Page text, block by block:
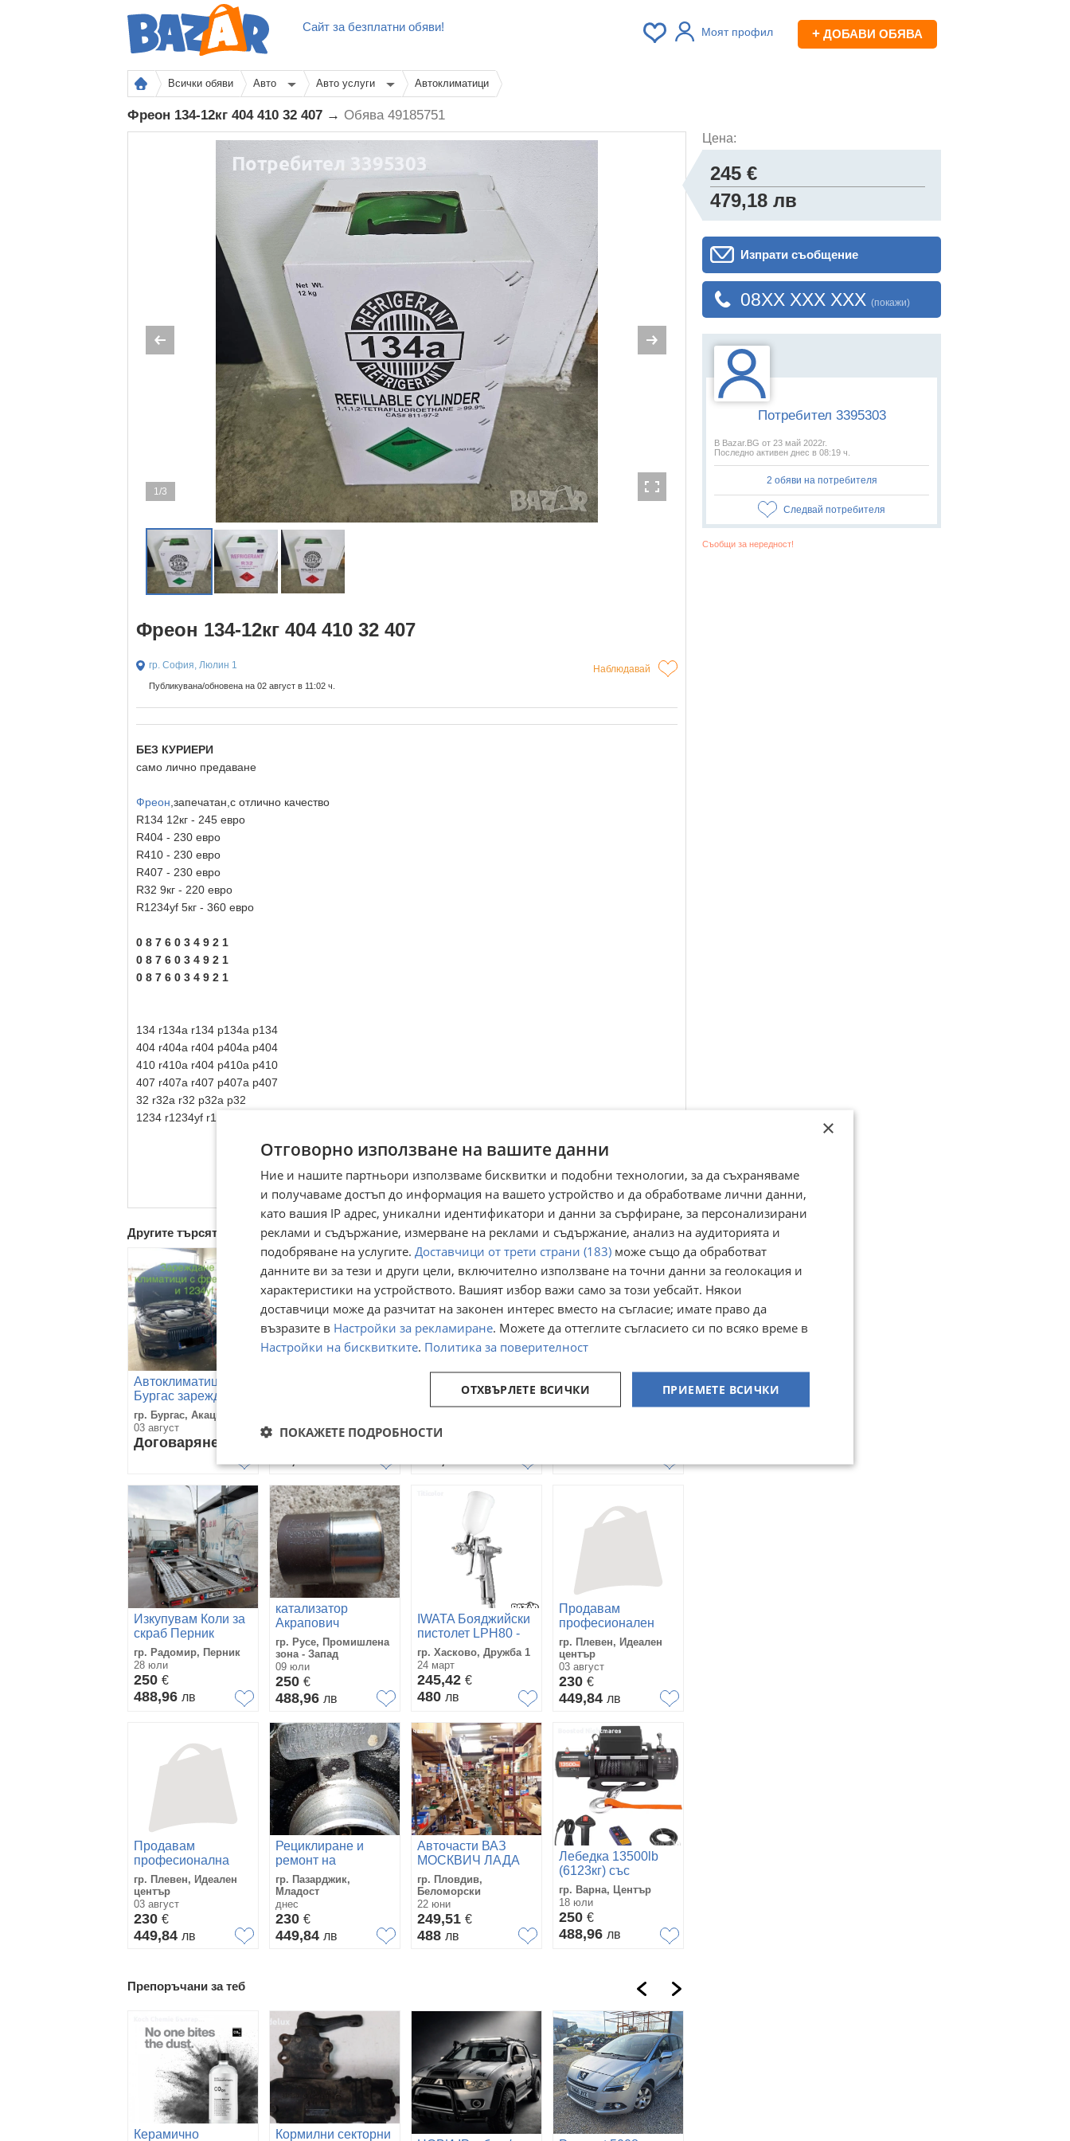
Сайт за безплатни обяви! Моят профил + ДОБАВИ ОБЯВА
Всички обяви Авто Авто услуги Автоклиматици
Фреон 134-12кг 404 410 32 407 → Обява 49185751
1/3
Фреон 134-12кг 404 410 32 407
гр. София, Люлин 1 Наблюдавай
Публикувана/обновена на 02 август в 11:02 ч.
БЕЗ КУРИЕРИ
само лично предаване
Фреон ,запечатан,с отлично качество
R134 12кг - 245 евро
R404 - 230 евро
R410 - 230 евро
R407 - 230 евро
R32 9кг - 220 евро
R1234yf 5кг - 360 евро
0 8 7 6 0 3 4 9 2 1
0 8 7 6 0 3 4 9 2 1
0 8 7 6 0 3 4 9 2 1
134 r134a r134 р134а р134
404 r404a r404 р404а р404
410 r410a r404 р410а р410
407 r407a r407 р407а р407
32 r32a r32 р32а р32
1234 r1234yf r1234 р1234
Преглеждания:6 761
☆
☆
☆
☆
☆
Другите търсят също
Автоклиматици
Бургас зареждане
на фреон 1234yf и
134а
гр. Бургас, Акациите
03 август
Договаряне
01 август
06 юли
за зареждане с
фреон
Изкупувам Коли за
скраб Перник
Радомир и региона
гр. Радомир, Перник
28 юли
250 €
488,96 лв
катализатор
Акрапович
гр. Русе, Промишлена
зона - Запад
09 юли
250 €
488,96 лв
IWATA Бояджийски
пистолет LPH80 -
0.8/1.0/1.2/
гр. Хасково, Дружба 1
24 март
245,42 €
480 лв
Продавам
професионален
екстрактор
комплект
гр. Плевен, Идеален
център
03 август
230 €
449,84 лв
Продавам
професионална
тримоторна
прохосмукачка
комплект
гр. Плевен, Идеален
център
03 август
230 €
449,84 лв
Рециклиране и
ремонт на
турбокомпресори
гр. Пазарджик,
Младост
днес
230 €
449,84 лв
Авточасти ВАЗ
МОСКВИЧ ЛАДА
НИВА И ДРУГИ
гр. Пловдив,
Беломорски
22 юни
249,51 €
488 лв
Лебедка 13500lb
(6123кг) със
синтетично въже
гр. Варна, Център
18 юли
250 €
488,96 лв
Препоръчани за теб
Керамично
Кормилни секторни
Цена:
245 €
479,18 лв
Изпрати съобщение
08XX XXX XXX (покажи)
Потребител 3395303
В Bazar.BG от 23 май 2022г.
Последно активен днес в 08:19 ч.
2 обяви на потребителя
Следвай потребителя
Съобщи за нередност!
×
Отговорно използване на вашите данни
Ние и нашите партньори използваме бисквитки и подобни технологии, за да съхраняваме
и получаваме достъп до информация на вашето устройство и да обработваме лични данни,
като вашия IP адрес, уникални идентификатори и данни за сърфиране, за персонализирани
реклами и съдържание, измерване на реклами и съдържание, анализ на аудиторията и
подобряване на услугите. Доставчици от трети страни (183) може също да обработват
данните ви за тези и други цели, включително използване на точни данни за геолокация и
характеристики на устройството. Вашият избор важи само за този уебсайт. Някои
доставчици може да разчитат на законен интерес вместо на съгласие; имате право да
възразите в Настройки за рекламиране. Можете да оттеглите съгласието си по всяко време в
Настройки на бисквитките. Политика за поверителност
ПРИЕМЕТЕ ВСИЧКИ
ОТХВЪРЛЕТЕ ВСИЧКИ
ПОКАЖЕТЕ ПОДРОБНОСТИ